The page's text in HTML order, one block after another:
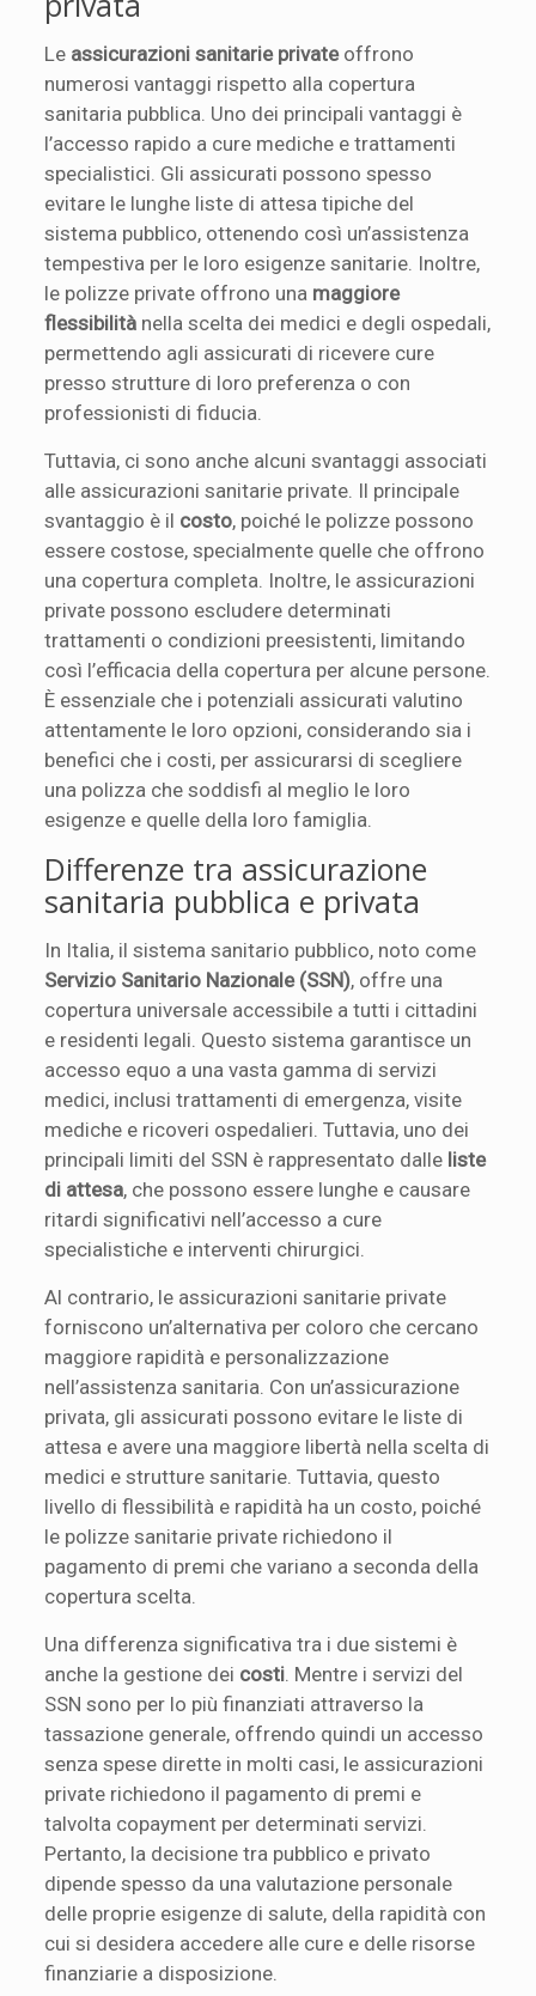
Le assicurazioni sanitarie privateoffrono
numerosi vantaggi rispetto alla copertura
sanitaria pubblica. Uno dei principali vantaggi è
l’accesso rapido a cure mediche e trattamenti
specialistici. Gli assicurati possono spesso
evitare le lunghe liste di attesa tipiche del
sistema pubblico, ottenendo così un’assistenza
tempestiva per le loro esigenze sanitarie. Inoltre,
le polizze private offrono una maggiore
flessibilità nella scelta dei medici e degli ospedali,
permettendo agli assicurati di ricevere cure
presso strutture di loro preferenza o con
professionisti di fiducia.
Tuttavia, ci sono anche alcuni svantaggi associati
alle assicurazioni sanitarie private. Il principale
svantaggio è il costo, poiché le polizze possono
essere costose, specialmente quelle che offrono
una copertura completa. Inoltre, le assicurazioni
private possono escludere determinati
trattamenti o condizioni preesistenti, limitando
così l’efficacia della copertura per alcune persone.
È essenziale che i potenziali assicurati valutino
attentamente le loro opzioni, considerando sia i
benefici che i costi, per assicurarsi di scegliere
una polizza che soddisfi al meglio le loro
esigenze e quelle della loro famiglia.
Differenze tra assicurazione
sanitaria pubblica e privata
In Italia, il sistema sanitario pubblico, noto come
Servizio Sanitario Nazionale (SSN), offre una
copertura universale accessibile a tutti i cittadini
e residenti legali. Questo sistema garantisce un
accesso equo a una vasta gamma di servizi
medici, inclusi trattamenti di emergenza, visite
mediche e ricoveri ospedalieri. Tuttavia, uno dei
principali limiti del SSN è rappresentato dalle liste
di attesa, che possono essere lunghe e causare
ritardi significativi nell’accesso a cure
specialistiche e interventi chirurgici.
Al contrario, le assicurazioni sanitarie private
forniscono un’alternativa per coloro che cercano
maggiore rapidità e personalizzazione
nell’assistenza sanitaria. Con un’assicurazione
privata, gli assicurati possono evitare le liste di
attesa e avere una maggiore libertà nella scelta di
medici e strutture sanitarie. Tuttavia, questo
livello di flessibilità e rapidità ha un costo, poiché
le polizze sanitarie private richiedono il
pagamento di premi che variano a seconda della
copertura scelta.
Una differenza significativa tra i due sistemi è
anche la gestione dei costi . Mentre i servizi del
SSN sono per lo più finanziati attraverso la
tassazione generale, offrendo quindi un accesso
senza spese dirette in molti casi, le assicurazioni
private richiedono il pagamento di premi e
talvolta copayment per determinati servizi.
Pertanto, la decisione tra pubblico e privato
dipende spesso da una valutazione personale
delle proprie esigenze di salute, della rapidità con
cui si desidera accedere alle cure e delle risorse
finanziarie a disposizione.